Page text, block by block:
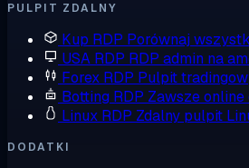
PULPIT ZDALNY
Kup RDP Porównaj
USA RDP RDP admin na
Forex RDP Pulpit
Botting RDP Zawsze
Linux RDP Zdalny pulpit
DODATKI